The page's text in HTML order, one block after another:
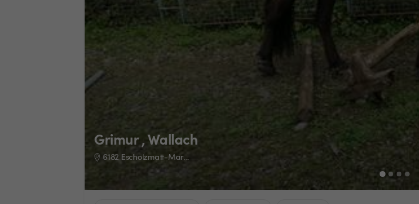
Grimur , Wallach
6182 Escholzmatt-Marbach